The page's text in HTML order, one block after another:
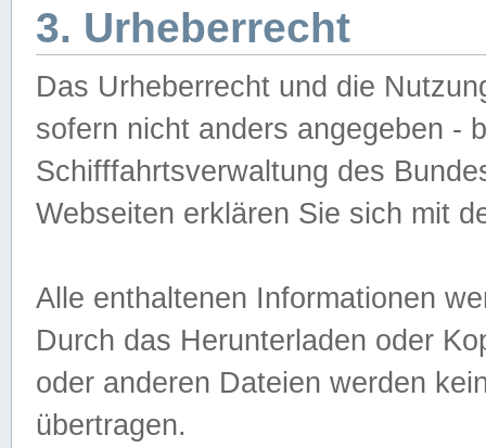
3. Urheberrecht
Das Urheberrecht und die
sofern nicht anders angegeben -
Schifffahrtsverwaltung des
Webseiten erklären Sie sich mit
Alle enthaltenen Informationen
Durch das Herunterladen oder
oder anderen Dateien werden
übertragen.